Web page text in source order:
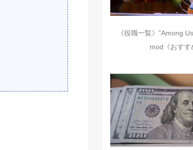
《役職一覧》”Among
mod《おすす